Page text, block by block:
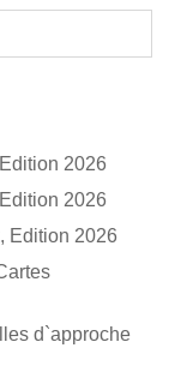
2026
2026
Edition 2026
d`approche